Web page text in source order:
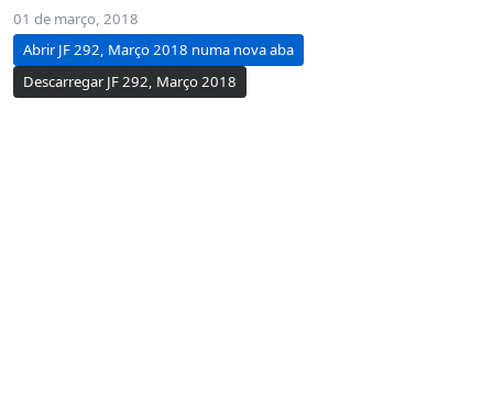
01 de março, 2018
Abrir JF 292, Março 2018 numa nova aba
Descarregar JF 292, Março 2018